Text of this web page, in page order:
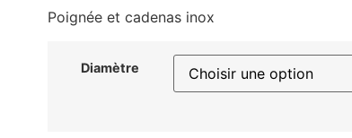
Poignée et cadenas inox
Diamètre